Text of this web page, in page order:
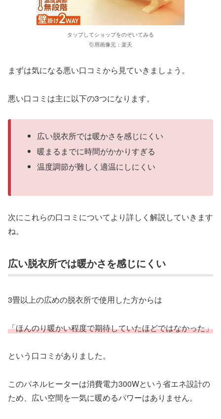
タップしてショップをのぞいてみる
引用画像元：楽天
まずは気になる悪い口コミから見ていきましょう。
悪い口コミは主に以下の3つになります。
広い脱衣所では暖かさを感じにくい
暖まるまでに時間がかかりすぎる
温度調節が難しく適温にしにくい
次にこれらの口コミについてより詳しく解説していきます
ね。
広い脱衣所では暖かさを感じにくい
3畳以上の広めの脱衣所で使用した方からは
「ほんのり暖かい程度で期待していたほどではなかった」
という口コミがありました。
このパネルヒーターは消費電力300Wという省エネ設計の
ため、広い空間を一気に暖めるパワーはありません。